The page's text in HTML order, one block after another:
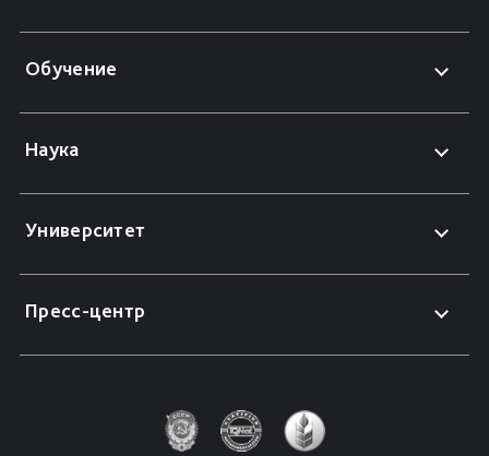
Обучение
Наука
Университет
Пресс-центр